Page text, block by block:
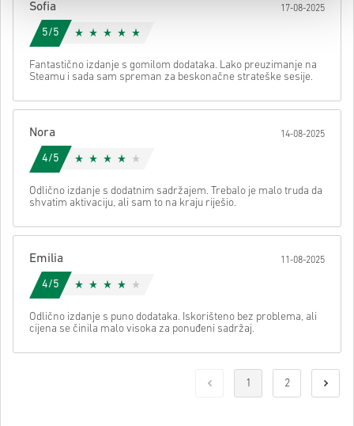
svom kodu.
Sofia 17-08-2025
5/5
Fantastično izdanje s gomilom dodataka. Lako preuzimanje na
Steamu i sada sam spreman za beskonačne strateške sesije.
Nora 14-08-2025
4/5
Odlično izdanje s dodatnim sadržajem. Trebalo je malo truda da
shvatim aktivaciju, ali sam to na kraju riješio.
Emilia 11-08-2025
4/5
Odlično izdanje s puno dodataka. Iskorišteno bez problema, ali
cijena se činila malo visoka za ponuđeni sadržaj.
1 2